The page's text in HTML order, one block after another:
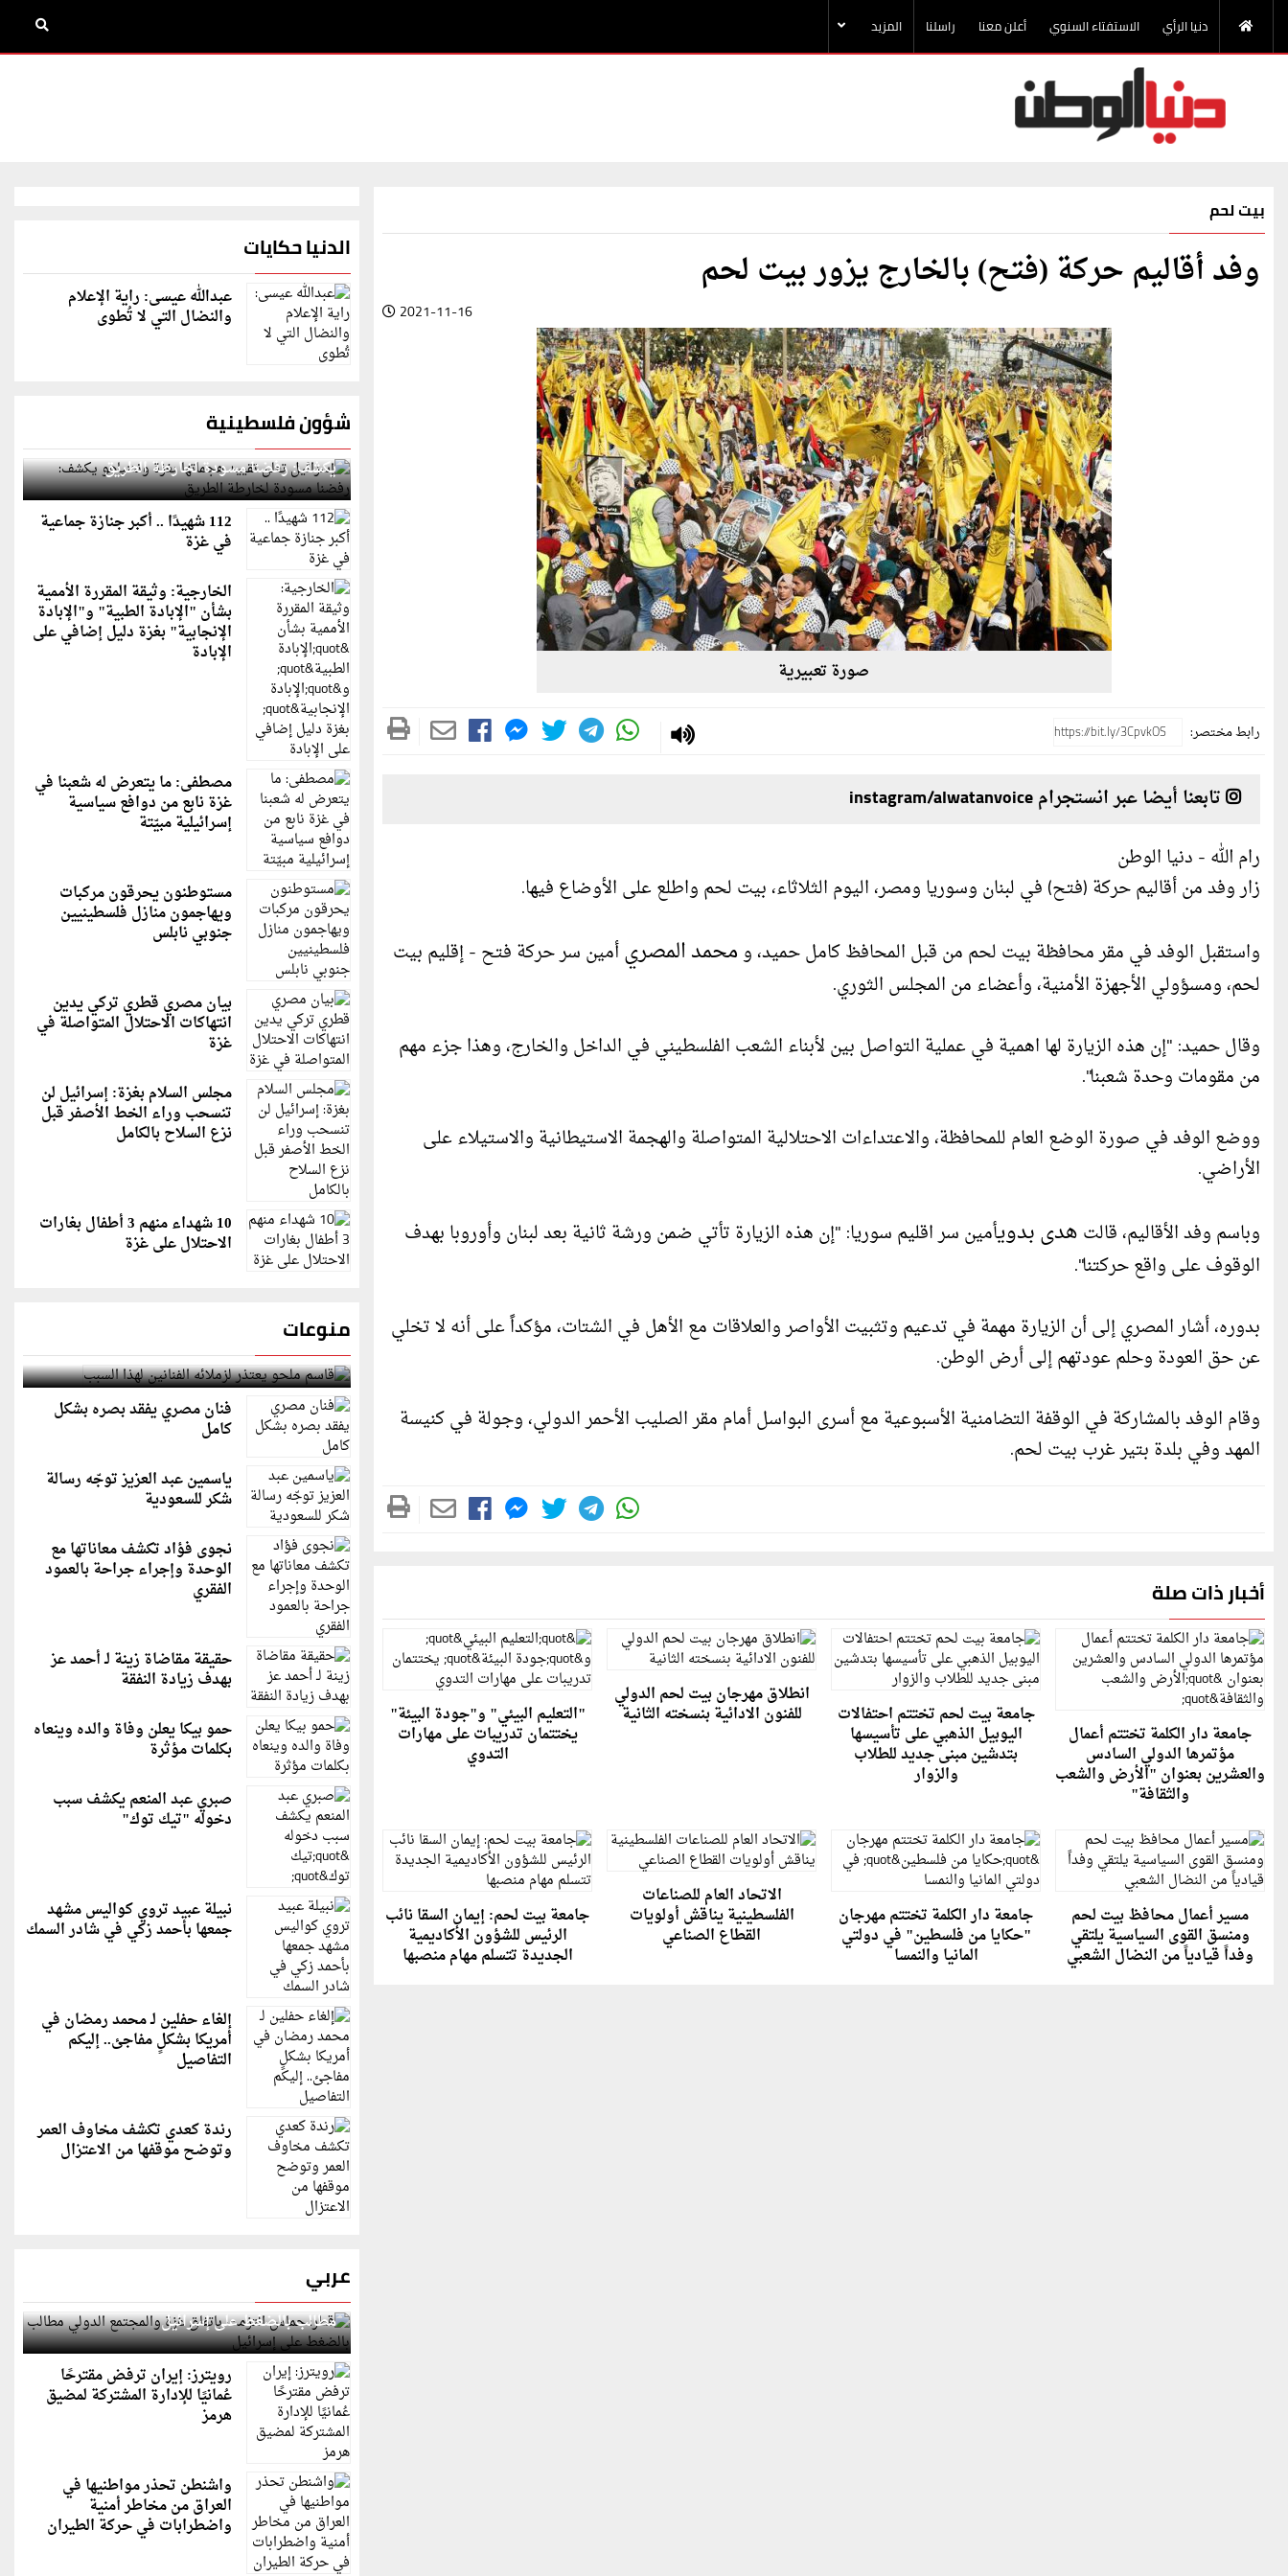
دنيا الرأي الاستفتاء السنوي أعلن معنا راسلنا المزيد
بيت لحم
وفد أقاليم حركة (فتح) بالخارج يزور بيت لحم
2021-11-16
صورة تعبيرية
رابط مختصر:
تابعنا أيضا عبر انستجرام instagram/alwatanvoice
رام الله - دنيا الوطن
زار وفد من أقاليم حركة (فتح) في لبنان وسوريا ومصر، اليوم الثلاثاء، بيت لحم واطلع على الأوضاع فيها.
واستقبل الوفد في مقر محافظة بيت لحم من قبل المحافظ كامل حميد، ومحمد المصريأمين سر حركة فتح - إقليم بيت
لحم، ومسؤولي الأجهزة الأمنية، وأعضاء من المجلس الثوري.
وقال حميد: "إن هذه الزيارة لها اهمية في عملية التواصل بين لأبناء الشعب الفلسطيني في الداخل والخارج، وهذا جزء مهم
من مقومات وحدة شعبنا".
ووضع الوفد في صورة الوضع العام للمحافظة، والاعتداءات الاحتلالية المتواصلة والهجمة الاستيطانية والاستيلاء على
الأراضي.
وباسم وفد الأقاليم، قالت هدى بدويأمين سر اقليم سوريا: "إن هذه الزيارة تأتي ضمن ورشة ثانية بعد لبنان وأوروبا بهدف
الوقوف على واقع حركتنا".
بدوره، أشار المصري إلى أن الزيارة مهمة في تدعيم وتثبيت الأواصر والعلاقات مع الأهل في الشتات، مؤكداً على أنه لا تخلي
عن حق العودة وحلم عودتهم إلى أرض الوطن.
وقام الوفد بالمشاركة في الوقفة التضامنية الأسبوعية مع أسرى البواسل أمام مقر الصليب الأحمر الدولي، وجولة في كنيسة
المهد وفي بلدة بتير غرب بيت لحم.
أخبار ذات صلة
جامعة دار الكلمة تختتم أعمال
مؤتمرها الدولي السادس
والعشرين بعنوان "الأرض والشعب
والثقافة"
جامعة بيت لحم تختتم احتفالات
اليوبيل الذهبي على تأسيسها
بتدشين مبنى جديد للطلاب
والزوار
انطلاق مهرجان بيت لحم الدولي
للفنون الادائية بنسخته الثانية "التعليم البيئي" و"جودة البيئة"
يختتمان تدريبات على مهارات
التدوي
مسير أعمال محافظ بيت لحم
ومنسق القوى السياسية يلتقي
وفداً قيادياً من النضال الشعبي
جامعة دار الكلمة تختتم مهرجان
"حكايا من فلسطين" في دولتي
المانيا والنمسا
الاتحاد العام للصناعات
الفلسطينية يناقش أولويات
القطاع الصناعي
جامعة بيت لحم: إيمان السقا نائب
الرئيس للشؤون الأكاديمية
الجديدة تتسلم مهام منصبها
الدنيا حكايات
عبدالله عيسى: راية الإعلام
والنضال التي لا تُطوى
شؤون فلسطينية
إسرائيل تعلن تقييد هجماتها بغزة ونتنياهو
يكشف: رفضنا مسودة لخارطة الطريق
112 شهيدًا .. أكبر جنازة جماعية
في غزة
الخارجية: وثيقة المقررة الأممية
بشأن "الإبادة الطبية" و"الإبادة
الإنجابية" بغزة دليل إضافي على
الإبادة
مصطفى: ما يتعرض له شعبنا في
غزة نابع من دوافع سياسية
إسرائيلية مبيّتة
مستوطنون يحرقون مركبات
ويهاجمون منازل فلسطينيين
جنوبي نابلس
بيان مصري قطري تركي يدين
انتهاكات الاحتلال المتواصلة في
غزة
مجلس السلام بغزة: إسرائيل لن
تنسحب وراء الخط الأصفر قبل
نزع السلاح بالكامل
10 شهداء منهم 3 أطفال بغارات
الاحتلال على غزة
منوعات
قاسم ملحو يعتذر لزملائه الفنانين لهذا السبب
فنان مصري يفقد بصره بشكل
كامل
ياسمين عبد العزيز توجّه رسالة
شكر للسعودية
نجوى فؤاد تكشف معاناتها مع
الوحدة وإجراء جراحة بالعمود
الفقري
حقيقة مقاضاة زينة لـ أحمد عز
بهدف زيادة النفقة
حمو بيكا يعلن وفاة والده وينعاه
بكلمات مؤثرة
صبري عبد المنعم يكشف سبب
دخوله "تيك توك"
نبيلة عبيد تروي كواليس مشهد
جمعها بأحمد زكي في شادر السمك
إلغاء حفلين لـ محمد رمضان في
أمريكا بشكلٍ مفاجئ.. إليكم
التفاصيل
رندة كعدي تكشف مخاوف العمر
وتوضح موقفها من الاعتزال
عربي
قطر: حماس التزمت باتفاق غزة والمجتمع الدولي
مطالب بالضغط على إسرائيل
رويترز: إيران ترفض مقترحًا
عُمانيًا للإدارة المشتركة لمضيق
هرمز
واشنطن تحذر مواطنيها في
العراق من مخاطر أمنية
واضطرابات في حركة الطيران